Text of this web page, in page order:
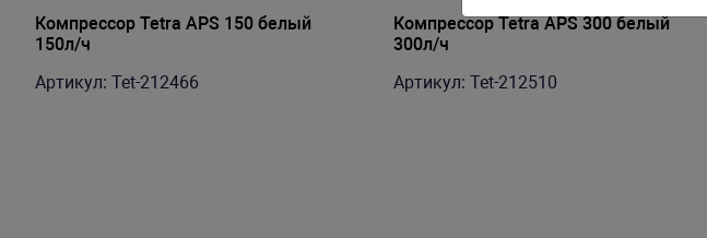
Компрессор Tetra АРS 150 белый
150л/ч
Артикул: Tet-212466
Компрессор Tetra АРS 300 белый
300л/ч
Артикул: Tet-212510